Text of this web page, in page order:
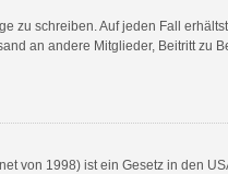
zu schreiben. Auf jeden Fall
an andere Mitglieder, Beitritt zu
von 1998) ist ein Gesetz in den